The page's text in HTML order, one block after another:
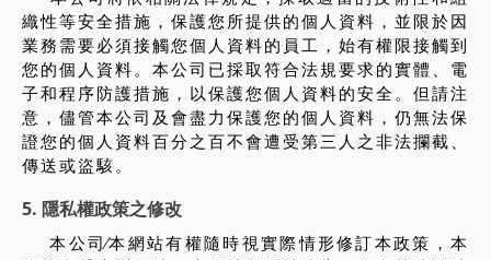
織性等安全措施，保護您所提供的個人資料，並限於因
業務需要必須接觸您個人資料的員工，始有權限接觸到
您的個人資料。本公司已採取符合法規要求的實體、電
子和程序防護措施，以保護您個人資料的安全。但請注
意，儘管本公司及會盡力保護您的個人資料，仍無法保
證您的個人資料百分之百不會遭受第三人之非法攔截、
傳送或盜駭。
5. 隱私權政策之修改
本公司∕本網站有權隨時視實際情形修訂本政策，本